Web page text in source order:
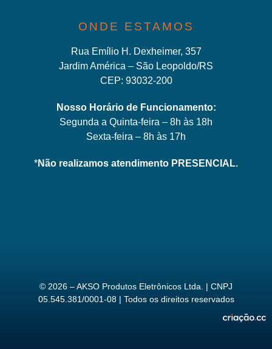
ONDE ESTAMOS
Rua Emílio H. Dexheimer, 357
Jardim América – São Leopoldo/RS
CEP: 93032-200
Nosso Horário de Funcionamento:
Segunda a Quinta-feira – 8h às 18h
Sexta-feira – 8h às 17h
*Não realizamos atendimento PRESENCIAL.
© 2026 – AKSO Produtos Eletrônicos Ltda. | CNPJ
05.545.381/0001-08 | Todos os direitos reservados